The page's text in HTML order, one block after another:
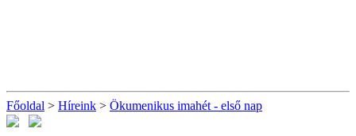
Főoldal > Híreink > Ökumenikus imahét - első nap